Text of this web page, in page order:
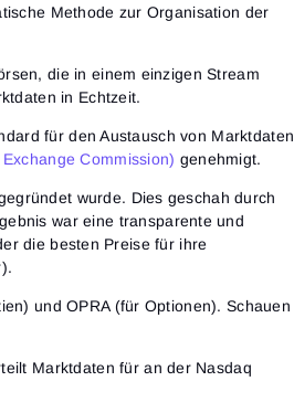
Methode zur Organisation der
die in einem einzigen Stream
in Echtzeit.
für den Austausch von Marktdaten
Commission) genehmigt.
wurde. Dies geschah durch
war eine transparente und
die besten Preise für ihre
und OPRA (für Optionen). Schauen
Marktdaten für an der Nasdaq